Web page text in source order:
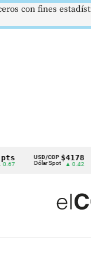
USD/COP
Dólar Spot
$4178
▲ 0.42
EUR/
Euro
con fines